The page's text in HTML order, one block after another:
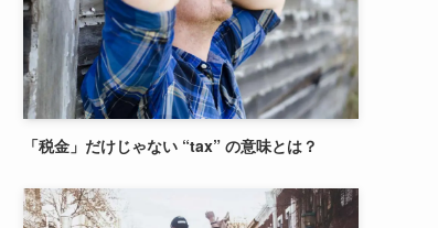
「税金」だけじゃない “tax” の意味とは？